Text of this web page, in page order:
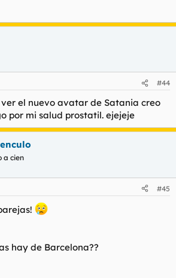
#44
ver el nuevo avatar de Satania creo
por mi salud prostatil. ejejeje
a cien
#45
hay de Barcelona??